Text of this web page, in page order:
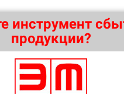
инструмент
продукции?